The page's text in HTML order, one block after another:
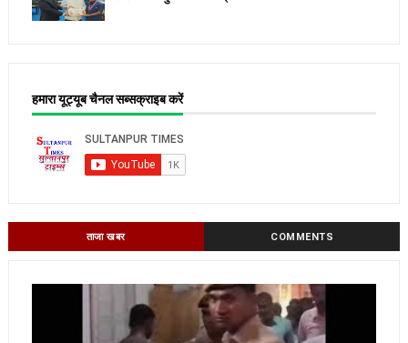
हमारा यूट्यूब चैनल सब्सक्राइब करें
ताजा खबर COMMENTS